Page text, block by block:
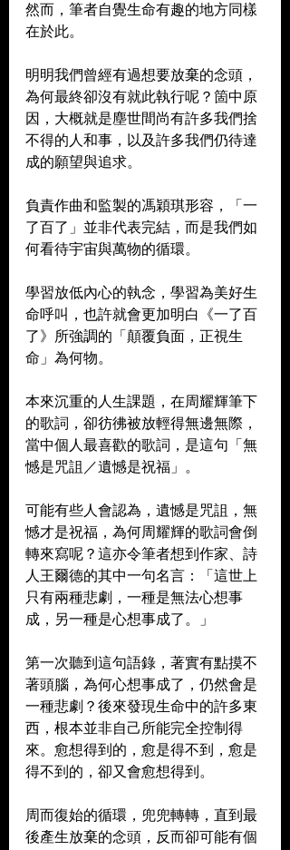
然而，筆者自覺生命有趣的地方同樣
在於此。
明明我們曾經有過想要放棄的念頭，
為何最終卻沒有就此執行呢？箇中原
因，大概就是塵世間尚有許多我們捨
不得的人和事，以及許多我們仍待達
成的願望與追求。
負責作曲和監製的馮穎琪形容，「一
了百了」並非代表完結，而是我們如
何看待宇宙與萬物的循環。
學習放低內心的執念，學習為美好生
命呼叫，也許就會更加明白《一了百
了》所強調的「顛覆負面，正視生
命」為何物。
本來沉重的人生課題，在周耀輝筆下
的歌詞，卻彷彿被放輕得無邊無際，
當中個人最喜歡的歌詞，是這句「無
憾是咒詛／遺憾是祝福」。
可能有些人會認為，遺憾是咒詛，無
憾才是祝福，為何周耀輝的歌詞會倒
轉來寫呢？這亦令筆者想到作家、詩
人王爾德的其中一句名言：「這世上
只有兩種悲劇，一種是無法心想事
成，另一種是心想事成了。」
第一次聽到這句語錄，著實有點摸不
著頭腦，為何心想事成了，仍然會是
一種悲劇？後來發現生命中的許多東
西，根本並非自己所能完全控制得
來。愈想得到的，愈是得不到，愈是
得不到的，卻又會愈想得到。
周而復始的循環，兜兜轉轉，直到最
後產生放棄的念頭，反而卻可能有個